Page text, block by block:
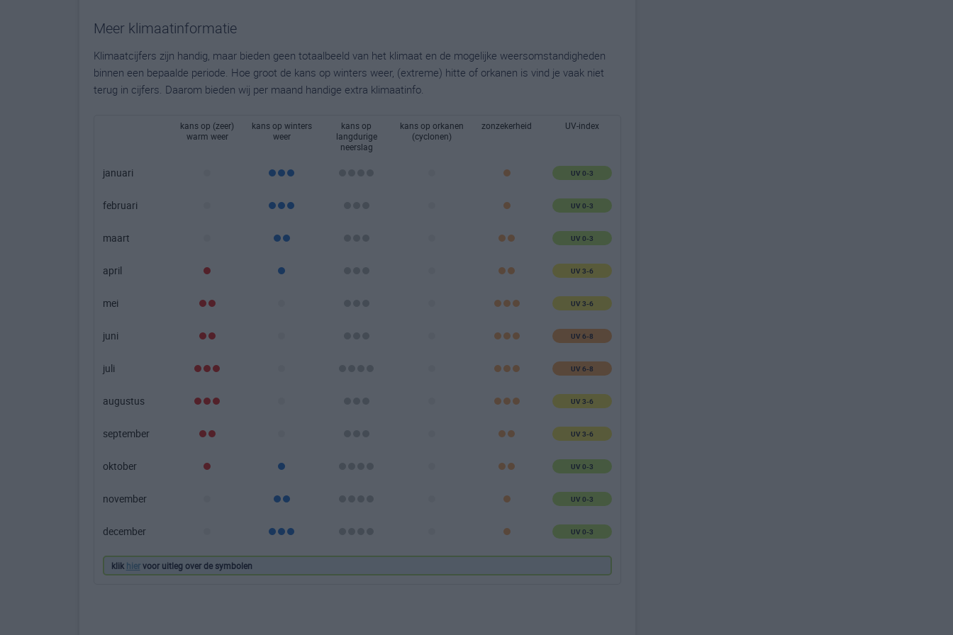
Meer klimaatinformatie
Klimaatcijfers zijn handig, maar bieden geen totaalbeeld van het klimaat en de mogelijke weersomstandigheden
binnen een bepaalde periode. Hoe groot de kans op winters weer, (extreme) hitte of orkanen is vind je vaak niet
terug in cijfers. Daarom bieden wij per maand handige extra klimaatinfo.
kans op (zeer)
warm weer
kans op winters
weer
kans op
langdurige
neerslag
kans op orkanen
(cyclonen)
zonzekerheid UV-index
januari UV 0-3
februari UV 0-3
maart UV 0-3
april UV 3-6
mei UV 3-6
juni UV 6-8
juli UV 6-8
augustus UV 3-6
september UV 3-6
oktober UV 0-3
november UV 0-3
december UV 0-3
klik hiervoor uitleg over de symbolen